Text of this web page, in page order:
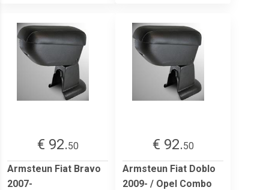
€ 92.50
Armsteun Fiat Bravo
2007-
€ 92.50
Armsteun Fiat Doblo
2009- / Opel Combo